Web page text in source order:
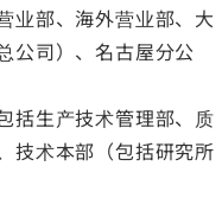
业部、海外营业部、大
公司）、名古屋分公
括生产技术管理部、质
技术本部（包括研究所